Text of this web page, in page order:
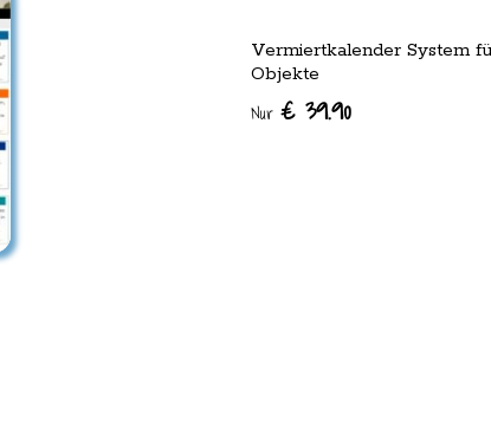
Vermiertkalender System
Objekte
Nur € 39.90